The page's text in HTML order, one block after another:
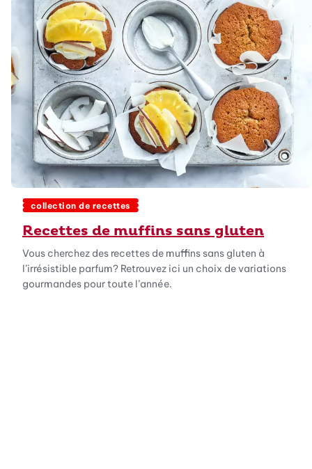
collection de recettes
Recettes de muffins sans gluten
Vous cherchez des recettes de muffins sans gluten à
l’irrésistible parfum? Retrouvez ici un choix de variations
gourmandes pour toute l’année.